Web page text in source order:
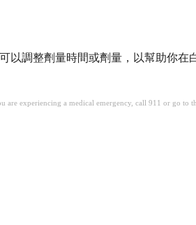
以調整劑量時間或劑量，以幫助你在
experiencing a medical emergency, call 911 or go to